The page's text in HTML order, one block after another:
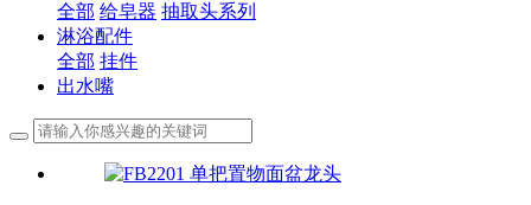
全部 给皂器 抽取头系列
淋浴配件
全部 挂件
出水嘴